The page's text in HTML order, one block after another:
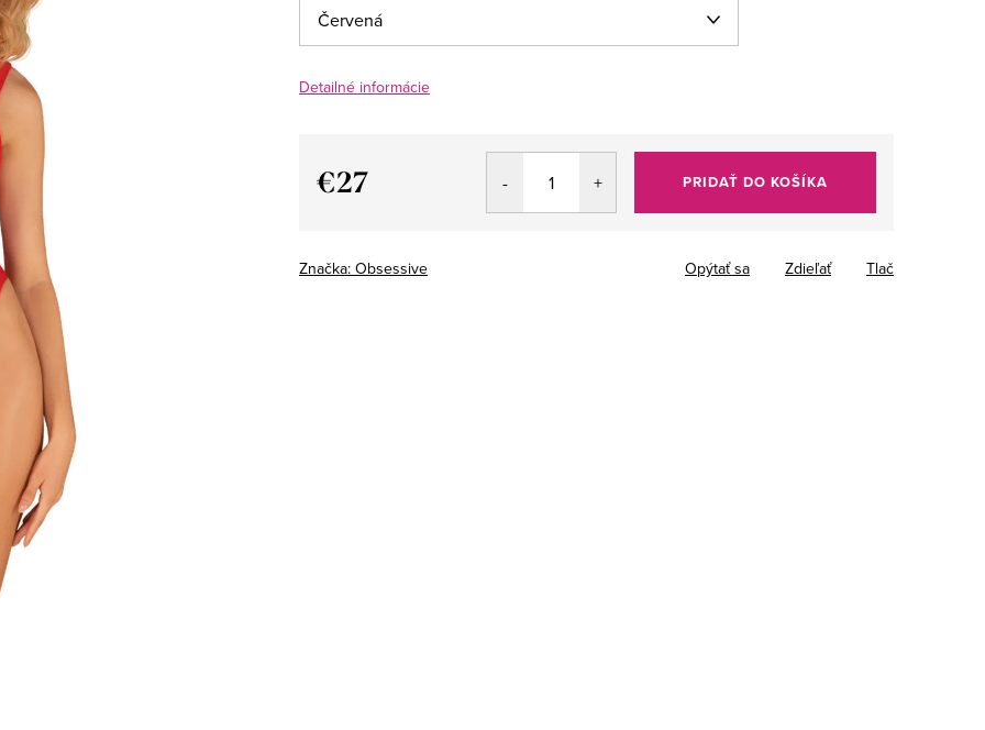
Detailné informácie
€27 PRIDAŤ DO KOŠÍKA
Značka: Obsessive Tlač
Opýtať sa Zdieľať